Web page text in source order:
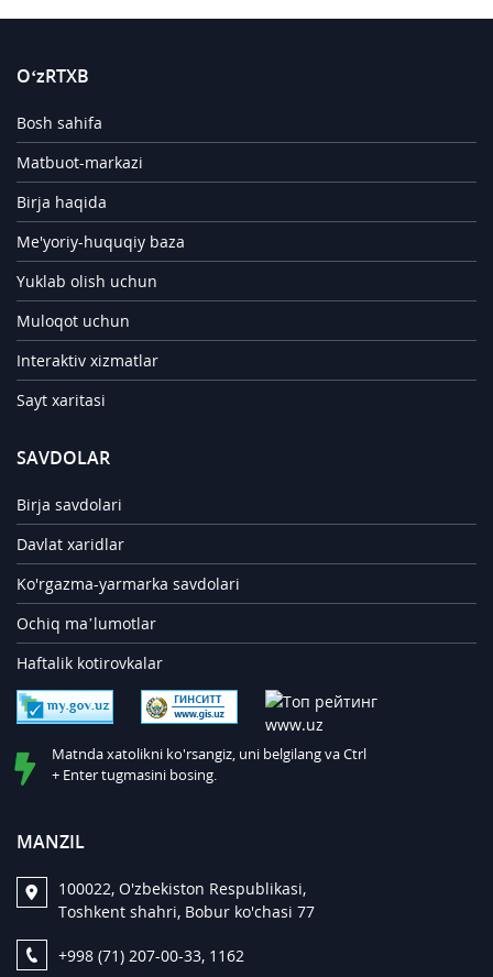
O‘zRTXB
Bosh sahifa
Matbuot-markazi
Birja haqida
Me'yoriy-huquqiy baza
Yuklab olish uchun
Muloqot uchun
Interaktiv xizmatlar
Sayt xaritasi
SAVDOLAR
Birja savdolari
Davlat xaridlar
Ko'rgazma-yarmarka savdolari
Ochiq ma’lumotlar
Haftalik kotirovkalar
Matnda xatolikni ko'rsangiz, uni belgilang va Ctrl
+ Enter tugmasini bosing.
MANZIL
100022, O'zbekiston Respublikasi,
Toshkent shahri, Bobur ko'chasi 77
+998 (71) 207-00-33, 1162